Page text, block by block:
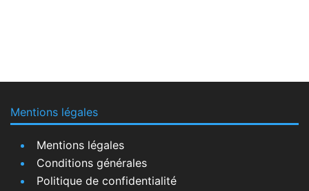
Mentions légales
Mentions légales
Conditions générales
Politique de confidentialité